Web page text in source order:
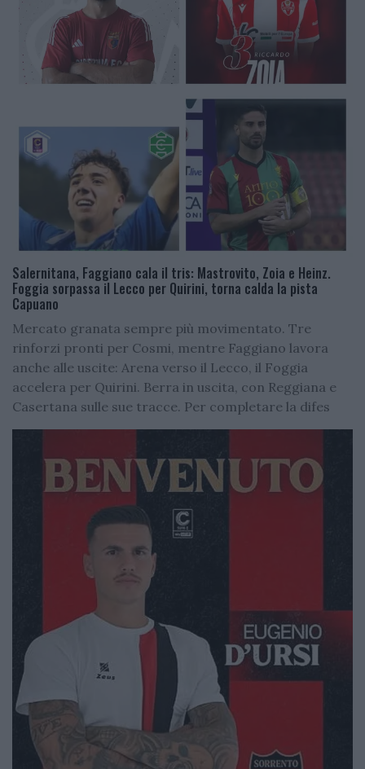
Salernitana, Faggiano cala il tris: Mastrovito, Zoia e Heinz.
Foggia sorpassa il Lecco per Quirini, torna calda la pista
Capuano
Mercato granata sempre più movimentato. Tre
rinforzi pronti per Cosmi, mentre Faggiano lavora
anche alle uscite: Arena verso il Lecco, il Foggia
accelera per Quirini. Berra in uscita, con Reggiana e
Casertana sulle sue tracce. Per completare la difes